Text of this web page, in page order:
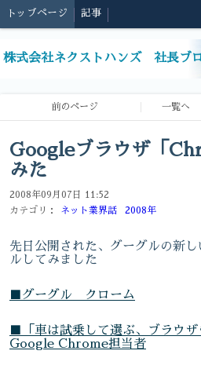
トップページ 記事
株式会社ネクストハンズ 社長ブ
前のページ 一覧へ
Googleブラウザ「
みた
2008年09月07日 11:52
カテゴリ：
ネット業界話 2008年
先日公開された、グーグルの新
ルしてみました
■グーグル クローム
■「車は試乗して選ぶ、ブラウ
Google Chrome担当者